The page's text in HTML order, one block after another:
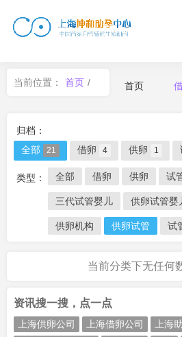
首页
当前位置： 首页 /
归档：
全部
21 借卵 4 供卵 1
类型： 全部 借卵 供卵 试
三代试管婴儿 供卵试管婴
供卵机构 供卵试管 试
当前分类下无任何
资讯搜一搜，点一点
上海供卵公司 上海借卵公司 上海